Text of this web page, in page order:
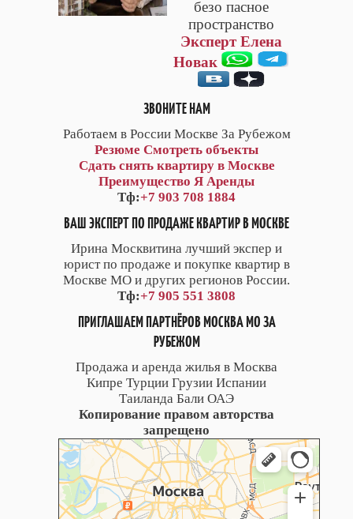
безо пасное
пространство
Эксперт Елена
Новак
ЗВОНИТЕ НАМ
Работаем в России Москве За Рубежом
Резюме Смотреть объекты
Сдать снять квартиру в Москве
Преимущество Я Аренды
Тф:+7 903 708 1884
ВАШ ЭКСПЕРТ ПО ПРОДАЖЕ КВАРТИР В МОСКВЕ
Ирина Москвитина лучший экспер и
юрист по продаже и покупке квартир в
Москве МО и других регионов России.
Тф:+7 905 551 3808
ПРИГЛАШАЕМ ПАРТНЁРОВ МОСКВА МО ЗА
РУБЕЖОМ
Продажа и аренда жилья в Москва
Кипре Турции Грузии Испании
Таиланда Бали ОАЭ
Копирование правом авторства
запрещено